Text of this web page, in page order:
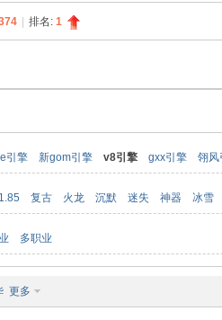
排名: 1
引擎 新gom引擎 v8引擎 gxx引擎 翎风
1.85 复古 火龙 沉默 迷失 神器 冰雪
多职业
更多